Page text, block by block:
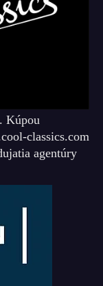
Kúpou
classics.com
agentúry